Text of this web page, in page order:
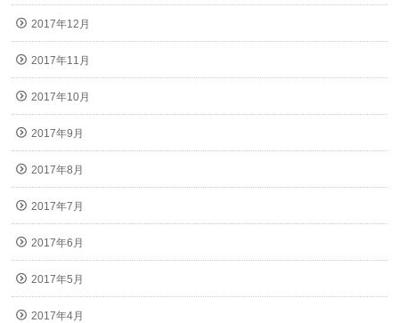
2017年12月
2017年11月
2017年10月
2017年9月
2017年8月
2017年7月
2017年6月
2017年5月
2017年4月